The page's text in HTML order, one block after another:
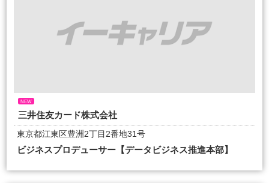
NEW
三井住友カード株式会社
東京都江東区豊洲2丁目2番地31号
ビジネスプロデューサー【データビジネス推進本部】